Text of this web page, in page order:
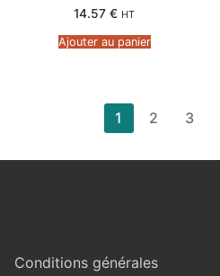
14.57 € HT
Ajouter au panier
Pagination
publications
1 2 3
Conditions générales